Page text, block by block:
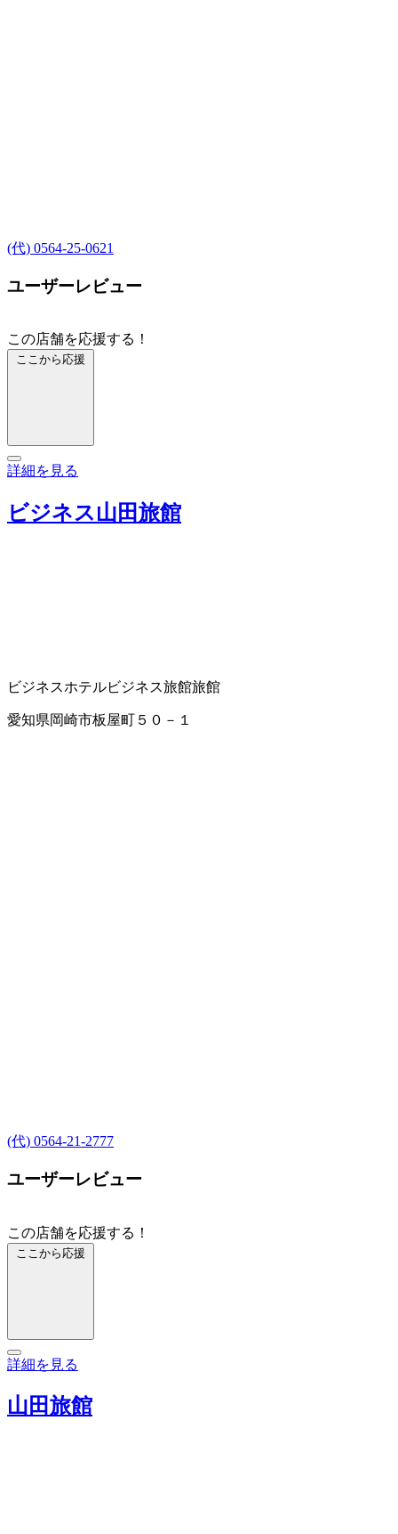
(代) 0564-25-0621
ユーザーレビュー
この店舗を応援する！
ここから応援
詳細を見る
ビジネス山田旅館
ビジネスホテルビジネス旅館旅館
愛知県岡崎市板屋町５０－１
(代) 0564-21-2777
ユーザーレビュー
この店舗を応援する！
ここから応援
詳細を見る
山田旅館